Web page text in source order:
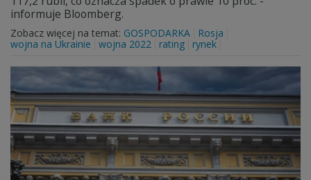
informuje Bloomberg.
Zobacz więcej na temat: GOSPODARKA
Rosja
wojna na Ukrainie
wojna 2022 rating rynek